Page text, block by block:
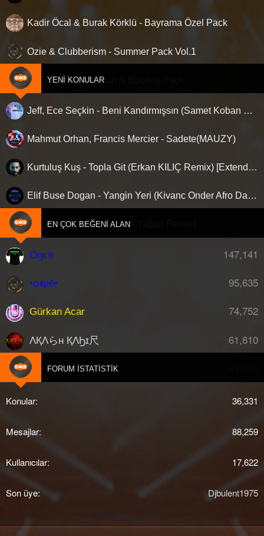
Kadir Öcal & Burak Körklü - Bayrama Özel Pack
Ozie & Clubberism - Summer Pack Vol.1
Clubberism - Mashup & Bootleg Pack
YENI KONULAR
Jeff, Ece Seçkin - Beni Kandırmışsın (Samet Koban Remix)
Mahmut Orhan, Francis Mercier - Sadete(MAUZY)
Kurtuluş Kuş - Topla Git (Erkan KILIÇ Remix) [Extended]
Elif Buse Dogan - Yangin Yeri (Kivanc Onder Afro Dance Remix)
Gülşen - İtaat Yok !!! [Ufuk Yağan Remix]
EN ÇOK BEĞENI ALAN
147,141
Öηєя
95,635
•໐ຊiē•
74,752
Gürkan Acar
61,810
ΛҚΛらн ҚΛϦɪ尺
djberkFORUM İSTATISTIK
Konular 36,331
Mesajlar 88,259
Kullanıcılar 17,622
Son üye Djbulent1975